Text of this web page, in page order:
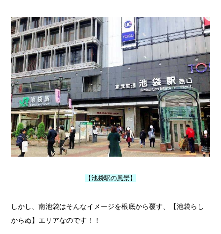
【池袋駅の風景】
しかし、南池袋はそんなイメージを根底から覆す、【池袋らし
からぬ】エリアなのです！！